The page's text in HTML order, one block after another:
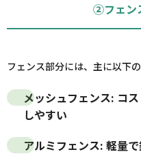
②フェン
フェンス部分には、主に以下
メッシュフェンス: コ
しやすい
アルミフェンス: 軽量